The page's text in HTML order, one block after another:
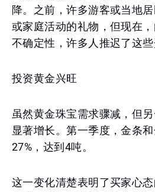
降。之前，许多游客或当地
或家庭活动的礼物，但现在
不确定性，许多人推迟了这些
投资黄金兴旺
虽然黄金珠宝需求骤减，但
显著增长。第一季度，金条
27%，达到4吨。
这一变化清楚表明了买家心